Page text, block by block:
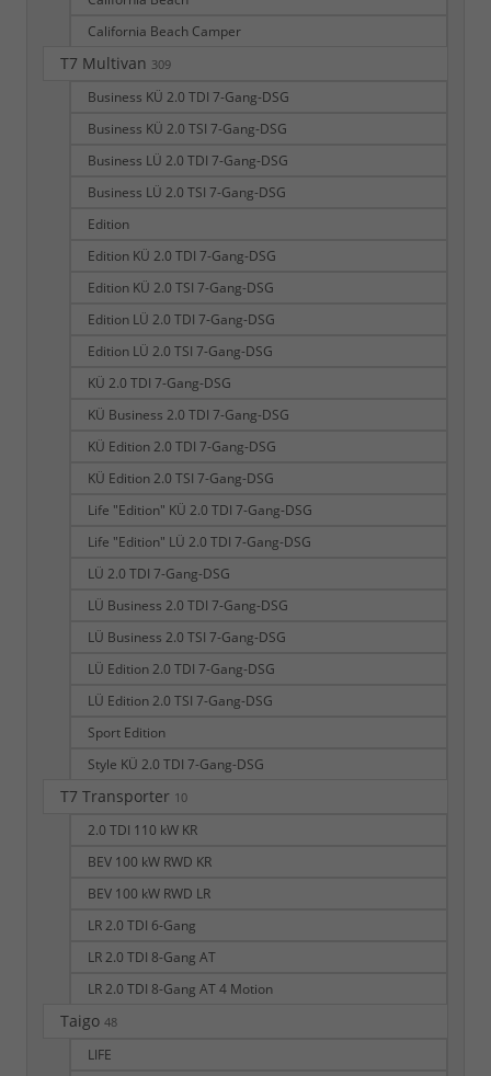
California Beach Camper
T7 Multivan 309
Business KÜ 2.0 TDI 7-Gang-DSG
Business KÜ 2.0 TSI 7-Gang-DSG
Business LÜ 2.0 TDI 7-Gang-DSG
Business LÜ 2.0 TSI 7-Gang-DSG
Edition
Edition KÜ 2.0 TDI 7-Gang-DSG
Edition KÜ 2.0 TSI 7-Gang-DSG
Edition LÜ 2.0 TDI 7-Gang-DSG
Edition LÜ 2.0 TSI 7-Gang-DSG
KÜ 2.0 TDI 7-Gang-DSG
KÜ Business 2.0 TDI 7-Gang-DSG
KÜ Edition 2.0 TDI 7-Gang-DSG
KÜ Edition 2.0 TSI 7-Gang-DSG
Life "Edition" KÜ 2.0 TDI 7-Gang-DSG
Life "Edition" LÜ 2.0 TDI 7-Gang-DSG
LÜ 2.0 TDI 7-Gang-DSG
LÜ Business 2.0 TDI 7-Gang-DSG
LÜ Business 2.0 TSI 7-Gang-DSG
LÜ Edition 2.0 TDI 7-Gang-DSG
LÜ Edition 2.0 TSI 7-Gang-DSG
Sport Edition
Style KÜ 2.0 TDI 7-Gang-DSG
T7 Transporter 10
2.0 TDI 110 kW KR
BEV 100 kW RWD KR
BEV 100 kW RWD LR
LR 2.0 TDI 6-Gang
LR 2.0 TDI 8-Gang AT
LR 2.0 TDI 8-Gang AT 4 Motion
Taigo 48
LIFE